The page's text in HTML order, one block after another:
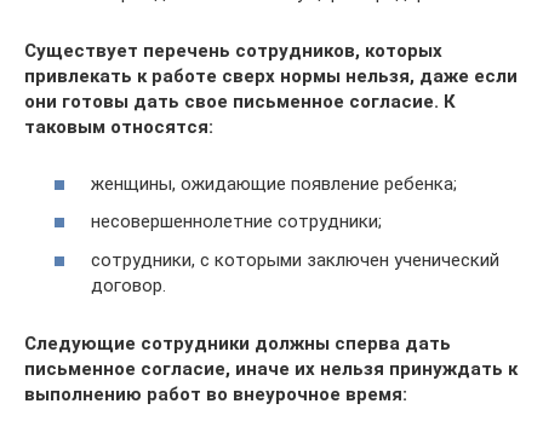
Существует перечень сотрудников, которых
привлекать к работе сверх нормы нельзя, даже если
они готовы дать свое письменное согласие. К
таковым относятся:
женщины, ожидающие появление ребенка;
несовершеннолетние сотрудники;
сотрудники, с которыми заключен ученический
договор.
Следующие сотрудники должны сперва дать
письменное согласие, иначе их нельзя принуждать к
выполнению работ во внеурочное время: